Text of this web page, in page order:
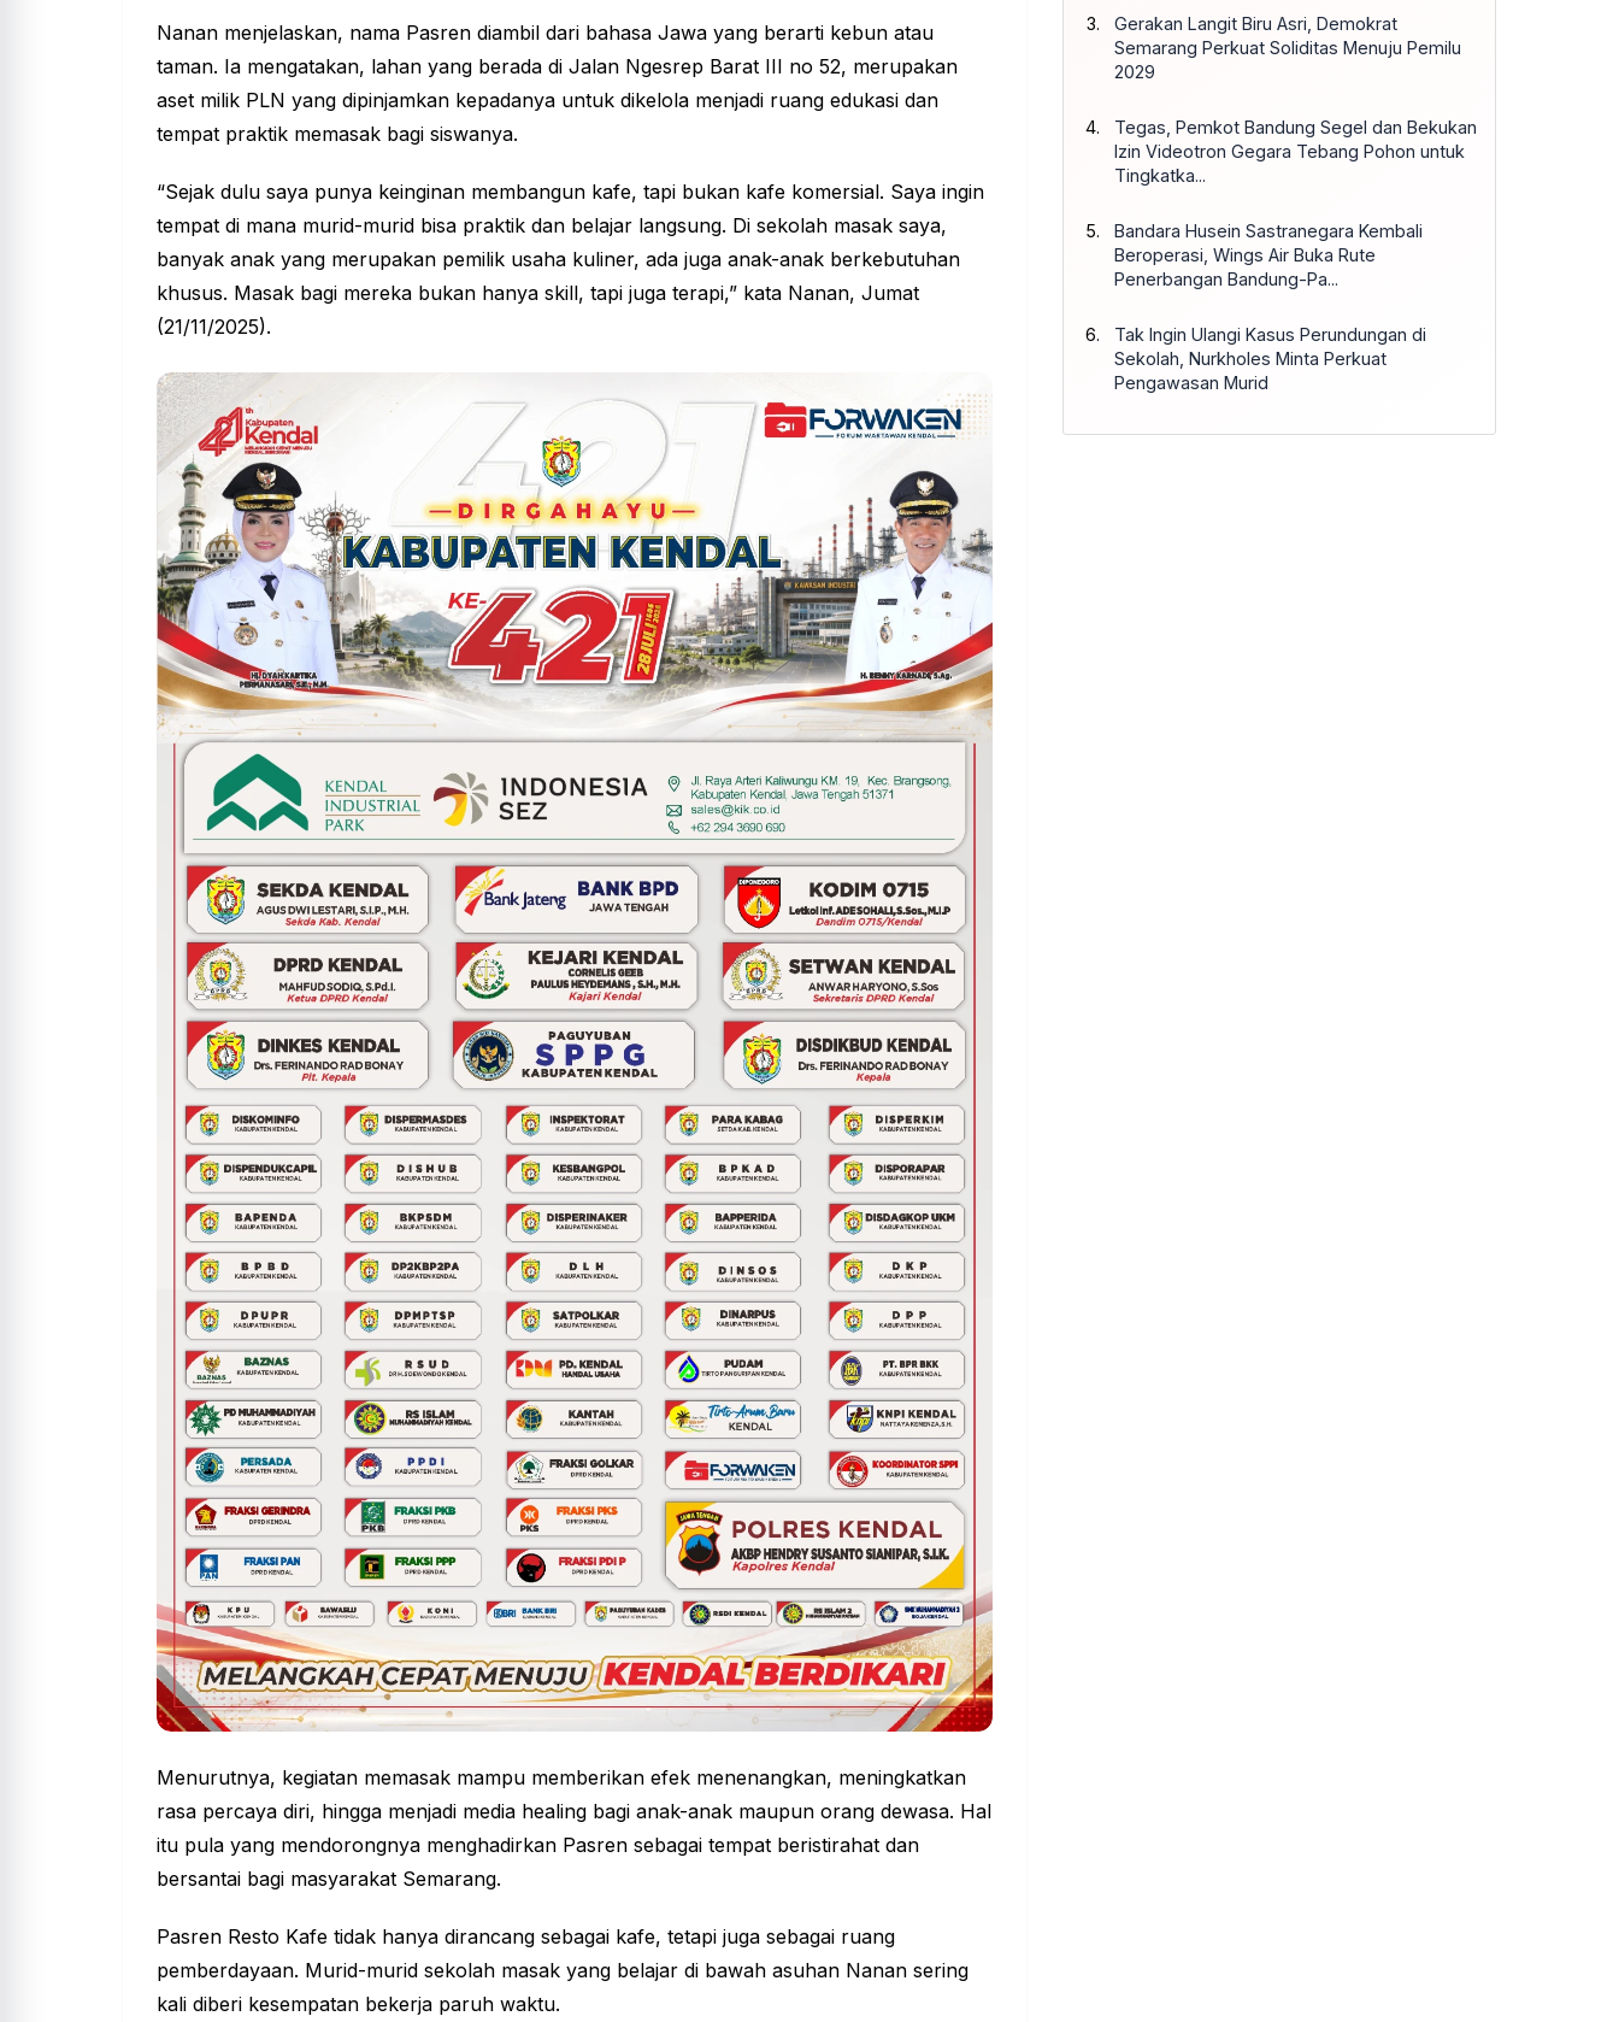
Nanan menjelaskan, nama Pasren diambil dari bahasa Jawa yang berarti kebun atau
taman. Ia mengatakan, lahan yang berada di Jalan Ngesrep Barat III no 52, merupakan
aset milik PLN yang dipinjamkan kepadanya untuk dikelola menjadi ruang edukasi dan
tempat praktik memasak bagi siswanya.
“Sejak dulu saya punya keinginan membangun kafe, tapi bukan kafe komersial. Saya ingin
tempat di mana murid-murid bisa praktik dan belajar langsung. Di sekolah masak saya,
banyak anak yang merupakan pemilik usaha kuliner, ada juga anak-anak berkebutuhan
khusus. Masak bagi mereka bukan hanya skill, tapi juga terapi,” kata Nanan, Jumat
(21/11/2025).
Menurutnya, kegiatan memasak mampu memberikan efek menenangkan, meningkatkan
rasa percaya diri, hingga menjadi media healing bagi anak-anak maupun orang dewasa. Hal
itu pula yang mendorongnya menghadirkan Pasren sebagai tempat beristirahat dan
bersantai bagi masyarakat Semarang.
Pasren Resto Kafe tidak hanya dirancang sebagai kafe, tetapi juga sebagai ruang
pemberdayaan. Murid-murid sekolah masak yang belajar di bawah asuhan Nanan sering
kali diberi kesempatan bekerja paruh waktu.
Gerakan Langit Biru Asri, Demokrat
Semarang Perkuat Soliditas Menuju Pemilu
2029
Tegas, Pemkot Bandung Segel dan Bekukan
Izin Videotron Gegara Tebang Pohon untuk
Tingkatka...
Bandara Husein Sastranegara Kembali
Beroperasi, Wings Air Buka Rute
Penerbangan Bandung-Pa...
Tak Ingin Ulangi Kasus Perundungan di
Sekolah, Nurkholes Minta Perkuat
Pengawasan Murid